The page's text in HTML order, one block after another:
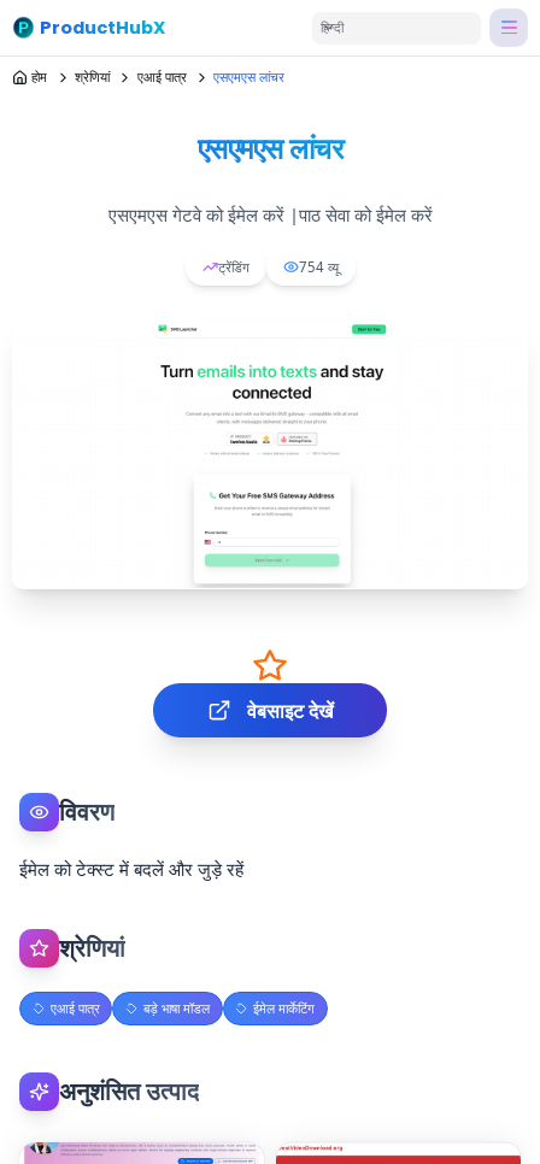
ProductHubX हिन्दी
होम श्रेणियां एआई पात्र एसएमएस लांचर
एसएमएस लांचर
एसएमएस गेटवे को ईमेल करें |पाठ सेवा को ईमेल करें
ट्रेंडिंग 754 व्यू
वेबसाइट देखें
विवरण
ईमेल को टेक्स्ट में बदलें और जुड़े रहें
श्रेणियां
एआई पात्र बड़े भाषा मॉडल ईमेल मार्केटिंग
अनुशंसित उत्पाद